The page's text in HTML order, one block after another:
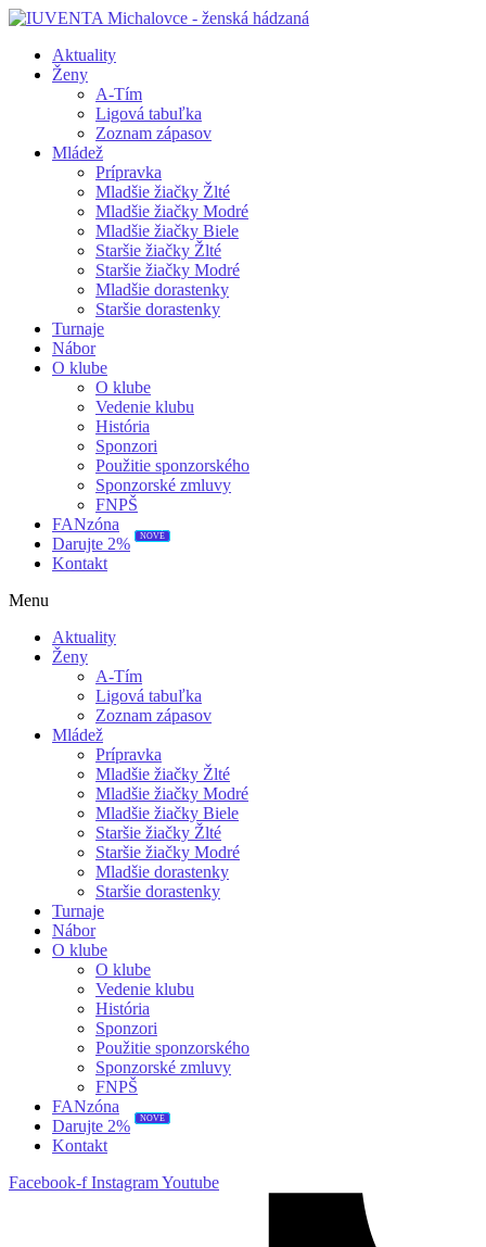
Aktuality
Ženy
A-Tím
Ligová tabuľka
Zoznam zápasov
Mládež
Prípravka
Mladšie žiačky Žlté
Mladšie žiačky Modré
Mladšie žiačky Biele
Staršie žiačky Žlté
Staršie žiačky Modré
Mladšie dorastenky
Staršie dorastenky
Turnaje
Nábor
O klube
O klube
Vedenie klubu
História
Sponzori
Použitie sponzorského
Sponzorské zmluvy
FNPŠ
FANzóna
Darujte 2%
NOVÉ
Kontakt
Menu
Aktuality
Ženy
A-Tím
Ligová tabuľka
Zoznam zápasov
Mládež
Prípravka
Mladšie žiačky Žlté
Mladšie žiačky Modré
Mladšie žiačky Biele
Staršie žiačky Žlté
Staršie žiačky Modré
Mladšie dorastenky
Staršie dorastenky
Turnaje
Nábor
O klube
O klube
Vedenie klubu
História
Sponzori
Použitie sponzorského
Sponzorské zmluvy
FNPŠ
FANzóna
Darujte 2%
NOVÉ
Kontakt
Facebook-f InstagramYoutube